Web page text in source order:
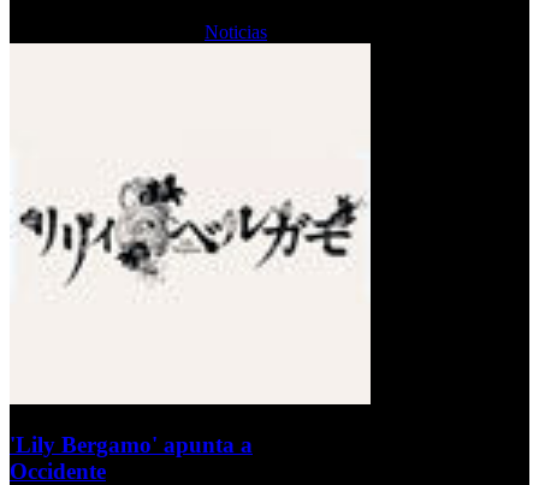
Noticias
'Lily Bergamo' apunta a
Occidente